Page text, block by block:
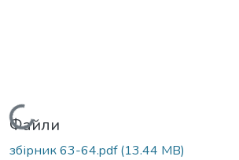
Вантажиться...
Файли
збірник 63-64.pdf(13.44 MB)